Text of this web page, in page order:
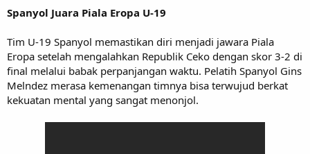
r
e
r
Spanyol Juara Piala Eropa U-19
Tim U-19 Spanyol memastikan diri menjadi jawara Piala
Eropa setelah mengalahkan Republik Ceko dengan skor 3-2 di
final melalui babak perpanjangan waktu. Pelatih Spanyol Gins
Melndez merasa kemenangan timnya bisa terwujud berkat
kekuatan mental yang sangat menonjol.